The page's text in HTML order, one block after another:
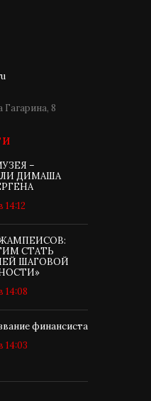
Гагарина, 8
–
ДИМАША
14:12
СТАТЬ
ШАГОВОЙ
14:08
финансиста
14:03